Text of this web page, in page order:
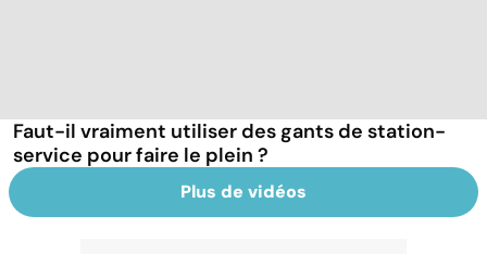
Faut-il vraiment utiliser des gants de station-
service pour faire le plein ?
Plus de vidéos